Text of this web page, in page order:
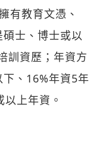
有教育文憑、
士、博士或以
訓資歷；年資方
、16%年資5年
上年資。